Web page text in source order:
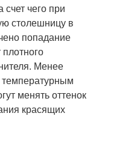
счет чего при
столешницу в
попадание
плотного
Менее
температурным
менять оттенок
красящих